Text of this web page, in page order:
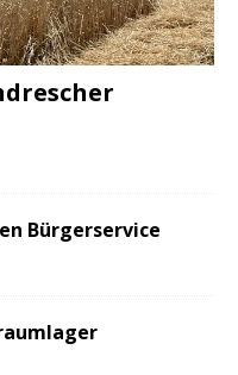
Bürgerservice